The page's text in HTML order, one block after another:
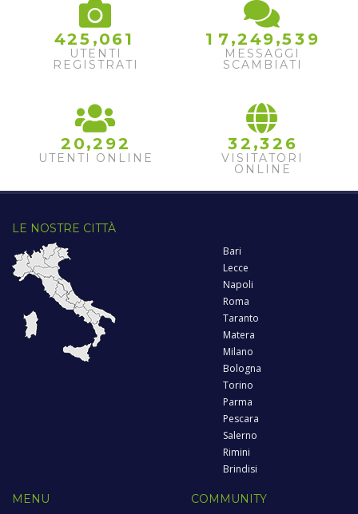
425 ,061
UTENTI
REGISTRATI
1 7 ,249,5 3
4
0
MESSAGGI
SCAMBIATI
2 0,2 92
UTENTI ONLINE
32 ,32 6
VISITATORI
ONLINE
LE NOSTRE CITTÀ
Bari
Lecce
Napoli
Roma
Taranto
Matera
Milano
Bologna
Torino
Parma
Pescara
Salerno
Rimini
Brindisi
MENU COMMUNITY